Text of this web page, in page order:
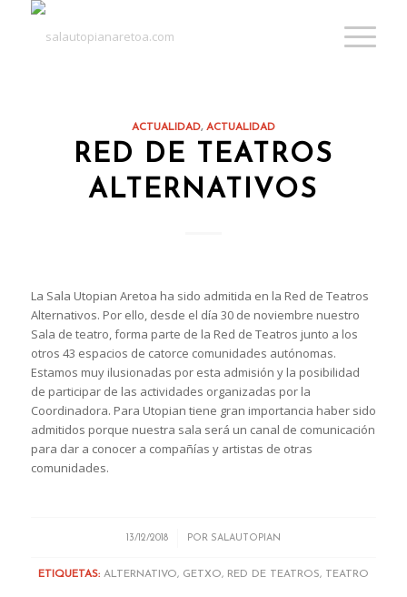
ACTUALIDAD, ACTUALIDAD
RED DE TEATROS
ALTERNATIVOS
La Sala Utopian Aretoa ha sido admitida en la Red de Teatros
Alternativos. Por ello, desde el día 30 de noviembre nuestro
Sala de teatro, forma parte de la Red de Teatros junto a los
otros 43 espacios de catorce comunidades autónomas.
Estamos muy ilusionadas por esta admisión y la posibilidad
de participar de las actividades organizadas por la
Coordinadora. Para Utopian tiene gran importancia haber sido
admitidos porque nuestra sala será un canal de comunicación
para dar a conocer a compañías y artistas de otras
comunidades.
13/12/2018 POR SALAUTOPIAN
ETIQUETAS: ALTERNATIVO, GETXO, RED DE TEATROS, TEATRO